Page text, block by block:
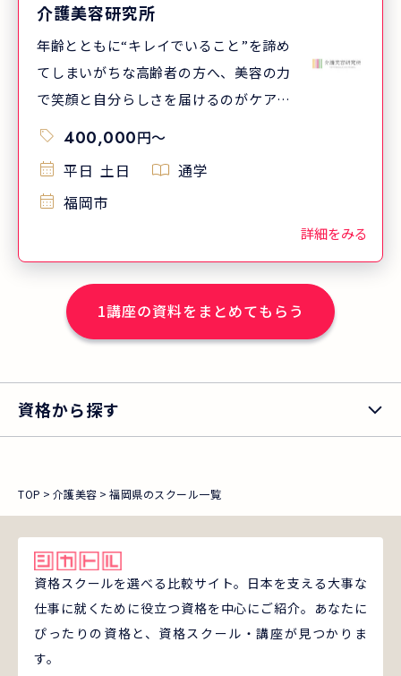
介護美容研究所
年齢とともに“キレイでいること”を諦め
てしまいがちな高齢者の方へ、美容の力
で笑顔と自分らしさを届けるのがケアビ
ューティストという仕事です。 介護美容
研究所は、日本介護美容協会認定校第1
号として、協会認定資格取得に対応した
実践型カリキュラムを提供。 これまで
国の介護施設・福祉現場で活躍していま
験会”』を実施中！ 7月末までの参加で、
3大特典プレゼント付き！(先着100名限
ントです！
400,000円〜
平日 土日
通学
福岡市
詳細をみる
1講座の資料をまとめてもらう
資格から探す
TOP 介護美容 福岡県のスクール一覧
資格スクールを選べる比較サイト。日本を支える大事な
仕事に就くために役立つ資格を中心にご紹介。あなたに
ぴったりの資格と、資格スクール・講座が見つかりま
す。